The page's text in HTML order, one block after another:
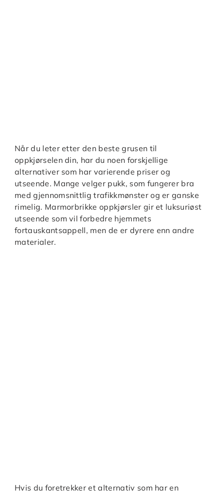
Når du leter etter den beste grusen til
oppkjørselen din, har du noen forskjellige
alternativer som har varierende priser og
utseende. Mange velger pukk, som fungerer bra
med gjennomsnittlig trafikkmønster og er ganske
rimelig. Marmorbrikke oppkjørsler gir et luksuriøst
utseende som vil forbedre hjemmets
fortauskantsappell, men de er dyrere enn andre
materialer.
Hvis du foretrekker et alternativ som har en